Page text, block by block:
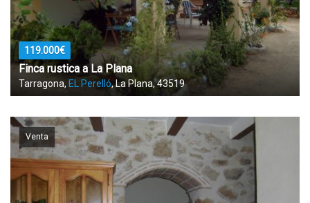
119.000€
Finca rustica a La Plana
Tarragona, EL Perelló, La Plana, 43519
Venta